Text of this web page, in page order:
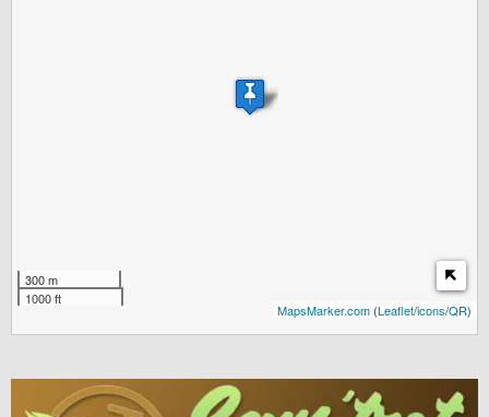
300 m
1000 ft
MapsMarker.com (Leaflet/icons/QR)